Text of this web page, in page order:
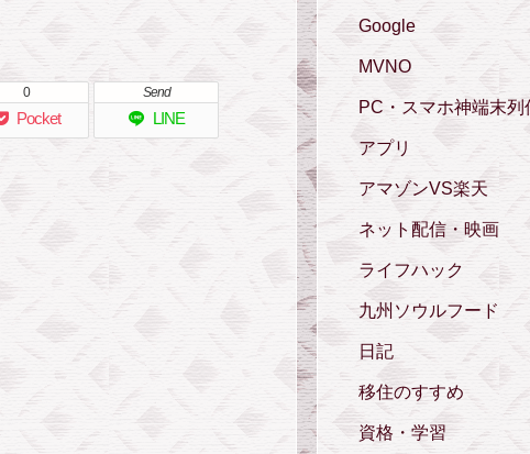
Pocket
0
LINE
Send
Google
MVNO
PC・スマホ神端末列
アプリ
アマゾンVS楽天
ネット配信・映画
ライフハック
九州ソウルフード
日記
移住のすすめ
資格・学習